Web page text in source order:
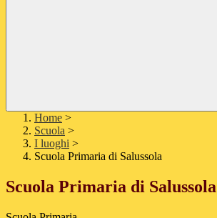
Home >
Scuola >
I luoghi >
Scuola Primaria di Salussola
Scuola Primaria di Salussola